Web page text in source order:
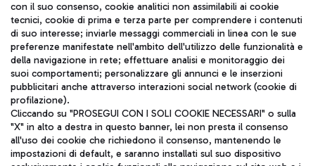
TRAVEL JOURNAL
ITA
con il suo consenso, cookie analitici non assimilabili ai cookie
tecnici, cookie di prima e terza parte per comprendere i contenuti
di suo interesse; inviarle messaggi commerciali in linea con le sue
preferenze manifestate nell'ambito dell'utilizzo delle funzionalità e
della navigazione in rete; effettuare analisi e monitoraggio dei
suoi comportamenti; personalizzare gli annunci e le inserzioni
pubblicitari anche attraverso interazioni social network (cookie di
profilazione).
Cliccando su "PROSEGUI CON I SOLI COOKIE NECESSARI" o sulla
"X" in alto a destra in questo banner, lei non presta il consenso
all'uso dei cookie che richiedono il consenso, mantenendo le
impostazioni di default, e saranno installati sul suo dispositivo